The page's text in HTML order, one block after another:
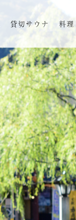
貸切サウナ 料理